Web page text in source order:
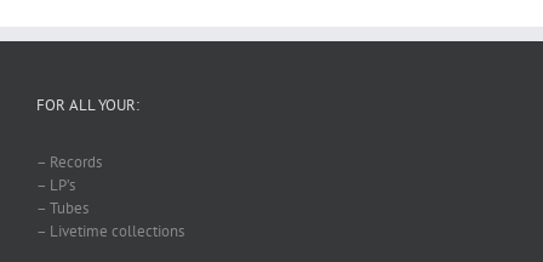
FOR ALL YOUR:
– Records
– LP’s
– Tubes
– Livetime collections